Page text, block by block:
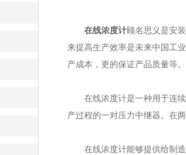
在线浓度计顾名思义是安
来提高生产效率是未来中国工
产成本，更的保证产品质量等。
在线浓度计是一种用于连续
产过程的一对压力中继器。在
在线浓度计能够提供给制造